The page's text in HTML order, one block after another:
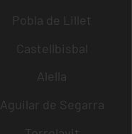
Pobla de Lillet
Castellbisbal
Alella
Aguilar de Segarra